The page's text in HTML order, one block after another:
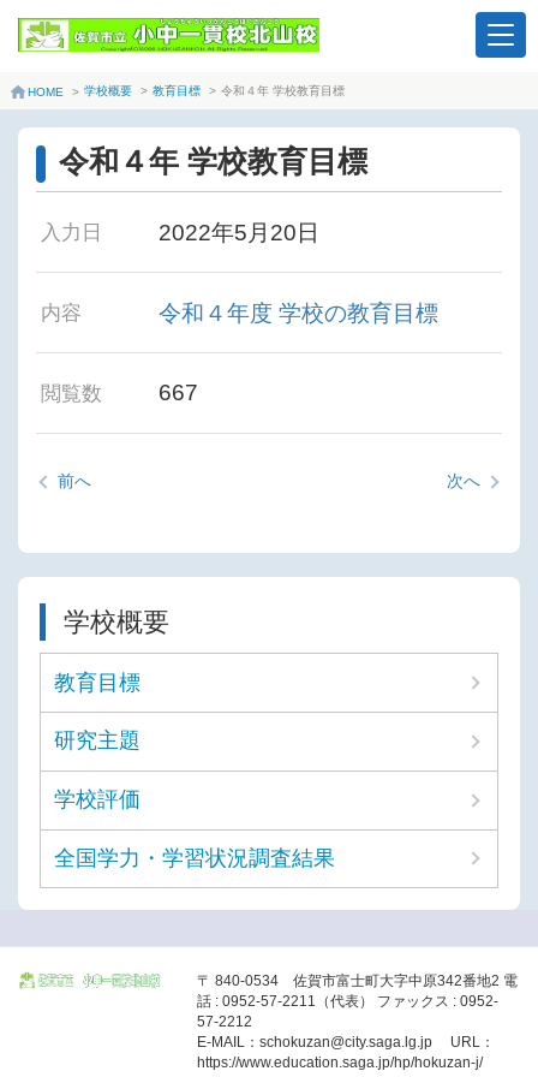
HOME > 学校概要 > 教育目標 > 令和４年 学校教育目標
令和４年 学校教育目標
入力日 2022年5月20日
内容 令和４年度 学校の教育目標
閲覧数 667
前へ 次へ
学校概要
教育目標
研究主題
学校評価
全国学力・学習状況調査結果
〒 840-0534 佐賀市富士町大字中原342番地2 電
話 : 0952-57-2211（代表） ファックス : 0952-
57-2212
E-MAIL：schokuzan@city.saga.lg.jp URL：
https://www.education.saga.jp/hp/hokuzan-j/